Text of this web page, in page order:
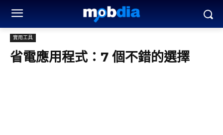
實用工具
省電應用程式：7 個不錯的選擇